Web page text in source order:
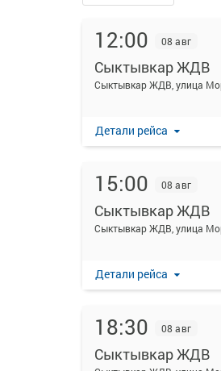
12:00 08 авг
Сыктывкар ЖДВ
Сыктывкар ЖДВ, улица
Детали рейса
15:00 08 авг
Сыктывкар ЖДВ
Сыктывкар ЖДВ, улица
Детали рейса
18:30 08 авг
Сыктывкар ЖДВ